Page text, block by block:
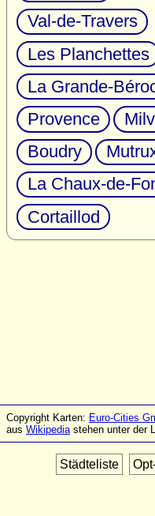
Val-de-Travers
Les Planchettes
La Grande-
Provence
Boudry
La Chaux-de-
Cortaillod
Copyright Karten: Euro-Cities
aus Wikipediastehen unter der
Städteliste